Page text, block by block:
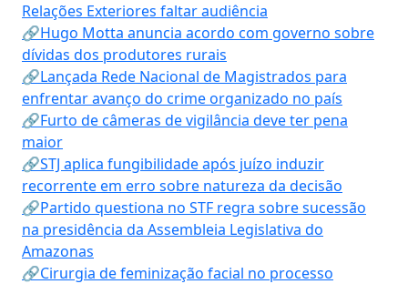
Relações Exteriores faltar audiência
🔗Hugo Motta anuncia acordo com governo sobre
dívidas dos produtores rurais
🔗Lançada Rede Nacional de Magistrados para
enfrentar avanço do crime organizado no país
🔗Furto de câmeras de vigilância deve ter pena
maior
🔗STJ aplica fungibilidade após juízo induzir
recorrente em erro sobre natureza da decisão
🔗Partido questiona no STF regra sobre sucessão
na presidência da Assembleia Legislativa do
Amazonas
🔗Cirurgia de feminização facial no processo